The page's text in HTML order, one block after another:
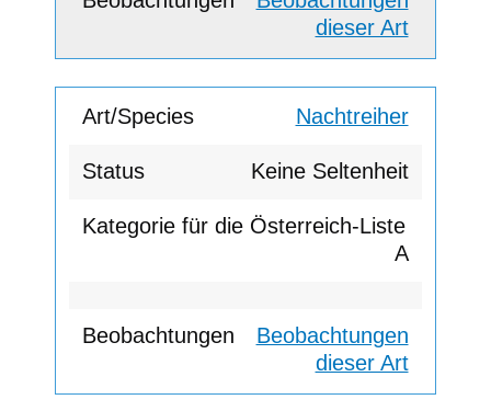
dieser Art
Nachtreiher
Keine Seltenheit
A
Beobachtungen
dieser Art